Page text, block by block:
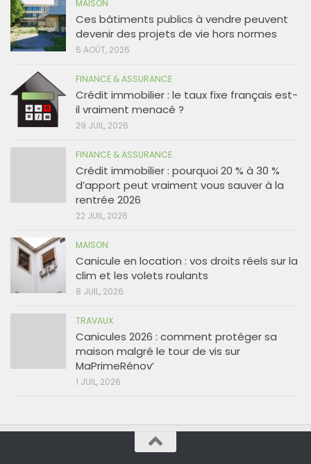
MAISON
Ces bâtiments publics à vendre peuvent
devenir des projets de vie hors normes
5 AOÛT, 2026
FINANCE & ASSURANCE
Crédit immobilier : le taux fixe français est-
il vraiment menacé ?
29 JUIL, 2026
FINANCE & ASSURANCE
Crédit immobilier : pourquoi 20 % à 30 %
d’apport peut vraiment vous sauver à la
rentrée 2026
22 JUIL, 2026
MAISON
Canicule en location : vos droits réels sur la
clim et les volets roulants
8 JUIL, 2026
TRAVAUX
Canicules 2026 : comment protéger sa
maison malgré le tour de vis sur
MaPrimeRénov’
1 JUIL, 2026